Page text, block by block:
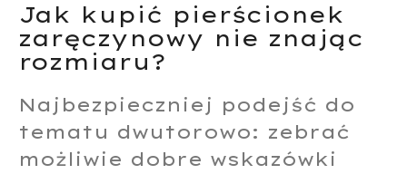
Jak kupić pierścionek
zaręczynowy nie znając
rozmiaru?
Najbezpieczniej podejść do
tematu dwutorowo: zebrać
możliwie dobre wskazówki